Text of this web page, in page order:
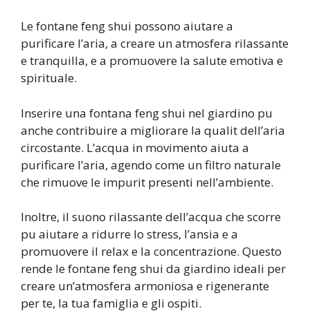
Le fontane feng shui possono aiutare a
purificare l’aria, a creare un atmosfera rilassante
e tranquilla, e a promuovere la salute emotiva e
spirituale.
Inserire una fontana feng shui nel giardino pu
anche contribuire a migliorare la qualit dell’aria
circostante. L’acqua in movimento aiuta a
purificare l’aria, agendo come un filtro naturale
che rimuove le impurit presenti nell’ambiente.
Inoltre, il suono rilassante dell’acqua che scorre
pu aiutare a ridurre lo stress, l’ansia e a
promuovere il relax e la concentrazione. Questo
rende le fontane feng shui da giardino ideali per
creare un’atmosfera armoniosa e rigenerante
per te, la tua famiglia e gli ospiti.